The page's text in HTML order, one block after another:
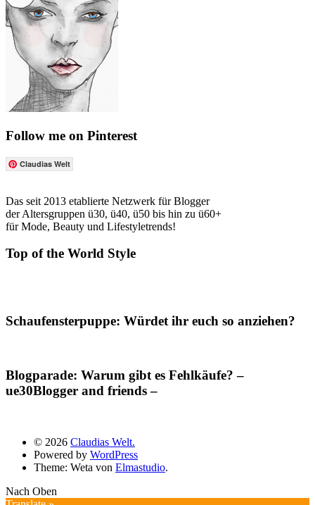
Follow me on Pinterest
Claudias Welt
Das seit 2013 etablierte Netzwerk für Blogger
der Altersgruppen ü30, ü40, ü50 bis hin zu ü60+
für Mode, Beauty und Lifestyletrends!
Top of the World Style
Schaufensterpuppe: Würdet ihr euch so anziehen?
Blogparade: Warum gibt es Fehlkäufe? –
ue30Blogger and friends –
© 2026 Claudias Welt.
Powered by WordPress
Theme: Weta von Elmastudio.
Nach Oben